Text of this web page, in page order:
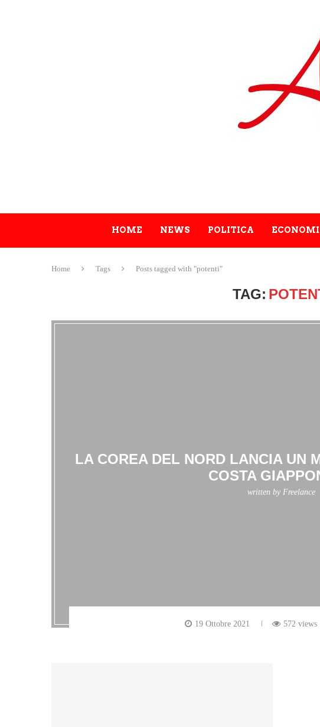
HOME NEWS POLITICA
Home Tags Posts tagged with "potenti"
TAG:
LA COREA DEL NORD LANCIA UN
COSTA
written by Freelance
19 Ottobre 2021 572 views